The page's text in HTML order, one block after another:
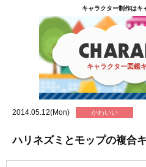
キャラクター制作はキ
キャラクター図鑑
2014.05.12(Mon) かわいい
ハリネズミとモップの複合